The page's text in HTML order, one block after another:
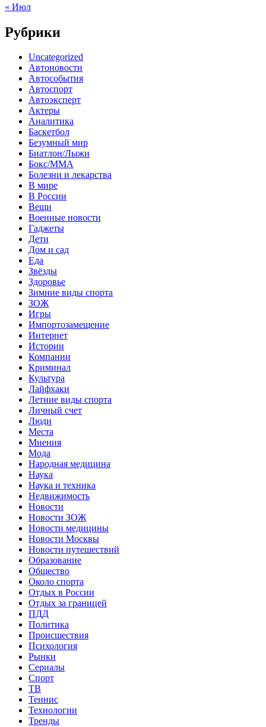
« Июл
Рубрики
Uncategorized
Автоновости
Автособытия
Автоспорт
Автоэксперт
Актеры
Аналитика
Баскетбол
Безумный мир
Биатлон/Лыжи
Бокс/MMA
Болезни и лекарства
В мире
В России
Вещи
Военные новости
Гаджеты
Дети
Дом и сад
Еда
Звёзды
Здоровье
Зимние виды спорта
ЗОЖ
Игры
Импортозамещение
Интернет
Истории
Компании
Криминал
Культура
Лайфхаки
Летние виды спорта
Личный счет
Люди
Места
Мнения
Мода
Народная медицина
Наука
Наука и техника
Недвижимость
Новости
Новости ЗОЖ
Новости медицины
Новости Москвы
Новости путешествий
Образование
Общество
Около спорта
Отдых в России
Отдых за границей
ПДД
Политика
Происшествия
Психология
Рынки
Сериалы
Спорт
ТВ
Теннис
Технологии
Тренды